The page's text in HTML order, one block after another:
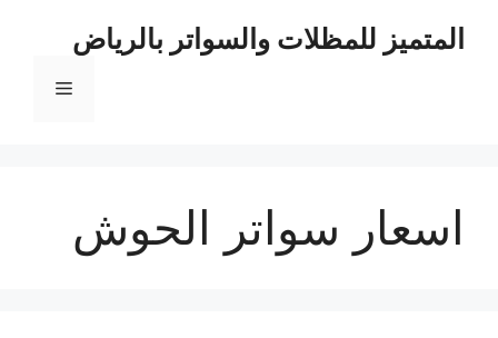
المتميز للمظلات والسواتر بالرياض
القائمة
اسعار سواتر الحوش